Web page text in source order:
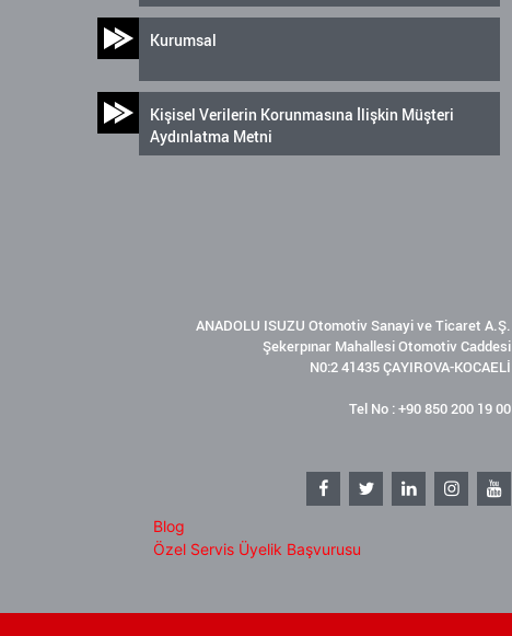
Kurumsal
Kişisel Verilerin Korunmasına İlişkin Müşteri
Aydınlatma Metni
ANADOLU ISUZU Otomotiv Sanayi ve Ticaret A.Ş.
Şekerpınar Mahallesi Otomotiv Caddesi
N0:2 41435 ÇAYIROVA-KOCAELİ
Tel No : +90 850 200 19 00
Blog
Özel Servis Üyelik Başvurusu